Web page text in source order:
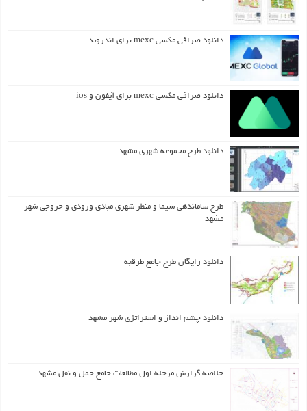
دانلود صرافی مکسی mexc برای اندروید
دانلود صرافی مکسی mexc برای آیفون و ios
دانلود طرح مجموعه شهری مشهد
طرح ساماندهی سیما و منظر شهری مبادی ورودی و خروجی شهر
مشهد
دانلود رایگان طرح جامع طرقبه
دانلود چشم انداز و استراتژی شهر مشهد
خلاصه گزارش مرحله اول مطالعات جامع حمل و نقل مشهد